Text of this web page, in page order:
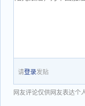
请登录发贴
网友评论仅供网友表达个